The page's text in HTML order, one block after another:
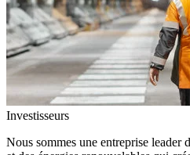
Investisseurs
Nous sommes une entreprise leader